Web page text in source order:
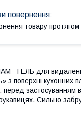
товару протягом
ГЕЛЬ для видалення
поверхні кухонних
перед
Сильно